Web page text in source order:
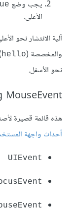
يجب وضع
الأعلى.
آلية الانتشار نحو
والمخصصة (hello
نحو الأسفل.
MouseEvent و KeyboardEvent وغيرهما
هذه قائمة قصيرة
أحداث واجهة
UIEvent